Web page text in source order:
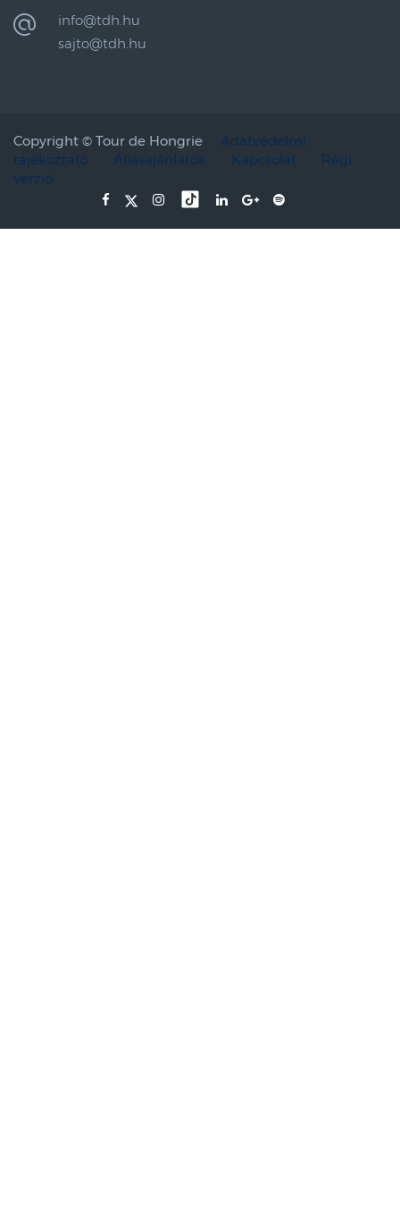
info@tdh.hu
sajto@tdh.hu
Copyright © Tour de Hongrie
Adatvédelmi
tájékoztató
Állásajánlatok Kapcsolat
Régi
verzió